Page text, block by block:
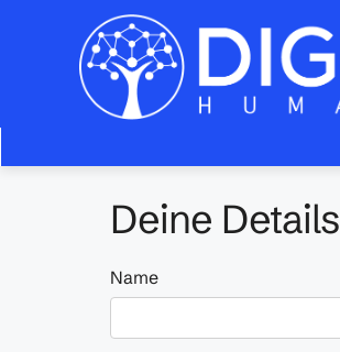
Deine Details
Name